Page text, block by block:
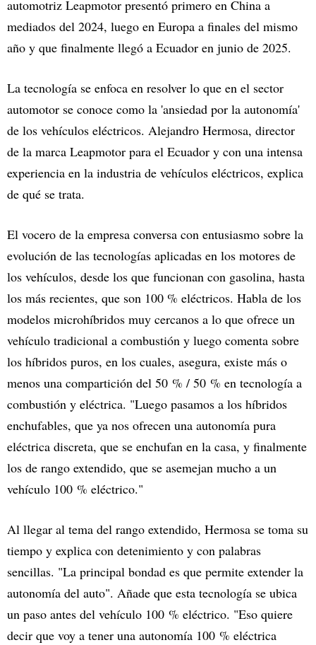
automotriz Leapmotor presentó primero en China a
mediados del 2024, luego en Europa a finales del mismo
año y que finalmente llegó a Ecuador en junio de 2025.
La tecnología se enfoca en resolver lo que en el sector
automotor se conoce como la 'ansiedad por la autonomía'
de los vehículos eléctricos. Alejandro Hermosa, director
de la marca Leapmotor para el Ecuador y con una intensa
experiencia en la industria de vehículos eléctricos, explica
de qué se trata.
El vocero de la empresa conversa con entusiasmo sobre la
evolución de las tecnologías aplicadas en los motores de
los vehículos, desde los que funcionan con gasolina, hasta
los más recientes, que son 100 % eléctricos. Habla de los
modelos microhíbridos muy cercanos a lo que ofrece un
vehículo tradicional a combustión y luego comenta sobre
los híbridos puros, en los cuales, asegura, existe más o
menos una compartición del 50 % / 50 % en tecnología a
combustión y eléctrica. "Luego pasamos a los híbridos
enchufables, que ya nos ofrecen una autonomía pura
eléctrica discreta, que se enchufan en la casa, y finalmente
los de rango extendido, que se asemejan mucho a un
vehículo 100 % eléctrico."
Al llegar al tema del rango extendido, Hermosa se toma su
tiempo y explica con detenimiento y con palabras
sencillas. "La principal bondad es que permite extender la
autonomía del auto". Añade que esta tecnología se ubica
un paso antes del vehículo 100 % eléctrico. "Eso quiere
decir que voy a tener una autonomía 100 % eléctrica